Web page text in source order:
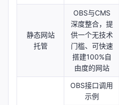
静态网站
托管
OBS与CMS
深度整合，提
供一个无技术
门槛、可快速
搭建100%自
由度的网站
OBS接口调用
示例